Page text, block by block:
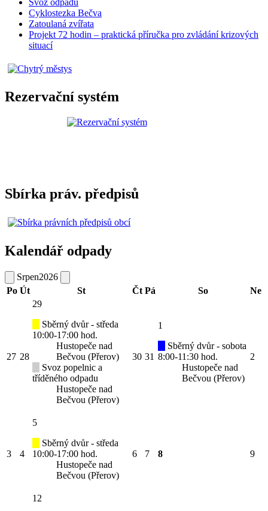
Cyklostezka Bečva
Zatoulaná zvířata
Projekt 72 hodin – praktická příručka pro zvládání krizových
situací
Rezervační systém
Sbírka práv. předpisů
Kalendář odpady
Srpen2026
Po Út St Čt Pá So Ne
27 28
29
Sběrný dvůr - středa
10:00-17:00 hod.
Hustopeče nad
Bečvou (Přerov)
Svoz popelnic a
tříděného odpadu
Hustopeče nad
Bečvou (Přerov)
30 31
1
Sběrný dvůr - sobota
8:00-11:30 hod.
Hustopeče nad
Bečvou (Přerov)
2
3 4
5
Sběrný dvůr - středa
10:00-17:00 hod.
Hustopeče nad
Bečvou (Přerov)
6 7 8 9
12